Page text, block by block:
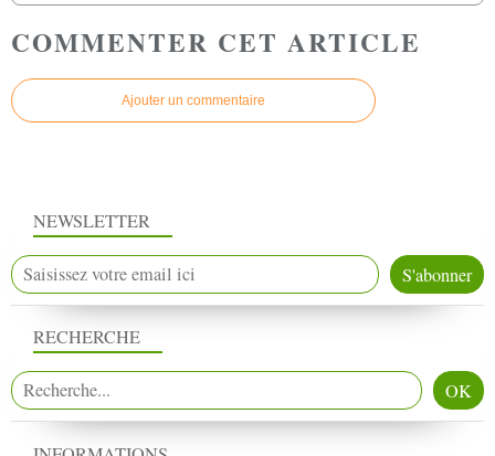
COMMENTER CET ARTICLE
Ajouter un commentaire
NEWSLETTER
RECHERCHE